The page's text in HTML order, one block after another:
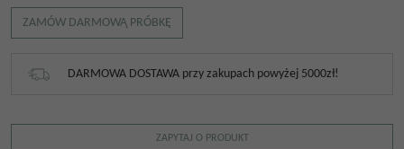
ZAMÓW DARMOWĄ PRÓBKĘ
DARMOWA DOSTAWA przy zakupach powyżej 5000zł!
ZAPYTAJ O PRODUKT